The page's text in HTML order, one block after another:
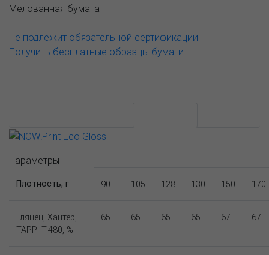
Мелованная бумага
Не подлежит обязательной сертификации
Получить бесплатные образцы бумаги
Параметры
Плотность, г 90 105 128 130 150 170
Глянец, Хантер,
TAPPI T-480, %
65 65 65 65 67 67